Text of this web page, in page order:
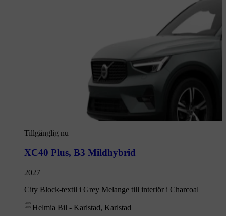
Tillgänglig nu
XC40 Plus, B3 Mildhybrid
2027
City Block-textil i Grey Melange till interiör i Charcoal
Helmia Bil - Karlstad, Karlstad